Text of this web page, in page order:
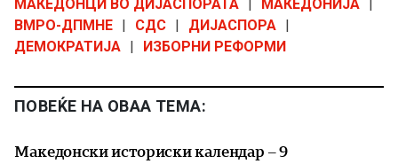
МАКЕДОНЦИ ВО ДИЈАСПОРАТА
МАКЕДОНИЈА
ВМРО-ДПМНЕ
СДС ДИЈАСПОРА
ДЕМОКРАТИЈА
ИЗБОРНИ РЕФОРМИ
ПОВЕЌЕ НА ОВАА ТЕМА:
Македонски историски календар – 9